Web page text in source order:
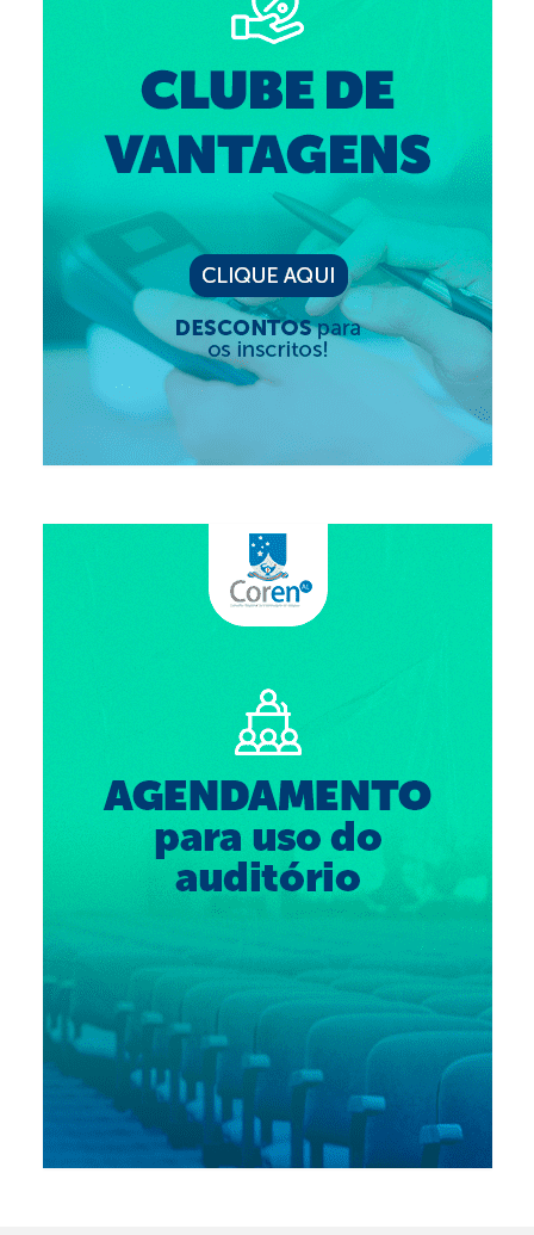
Desagravo Público
Processos Éticos
Suspensão do Exercício Profissional
Para Você
Procedimento para registro
Clube de Vantagens
Valores dos serviços
Reserva de auditório
Notícias